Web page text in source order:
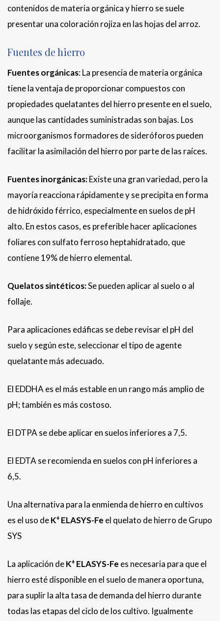
contenidos de materia orgánica y hierro se suele
presentar una coloración rojiza en las hojas del arroz.
Fuentes de hierro
Fuentes orgánicas: La presencia de materia orgánica
tiene la ventaja de proporcionar compuestos con
propiedades quelatantes del hierro presente en el suelo,
aunque las cantidades suministradas son bajas. Los
microorganismos formadores de sideróforos pueden
facilitar la asimilación del hierro por parte de las raíces.
Fuentes inorgánicas:Existe una gran variedad, pero la
mayoría reacciona rápidamente y se precipita en forma
de hidróxido férrico, especialmente en suelos de pH
alto. En estos casos, es preferible hacer aplicaciones
foliares con sulfato ferroso heptahidratado, que
contiene 19% de hierro elemental.
Quelatos sintéticos:Se pueden aplicar al suelo o al
follaje.
Para aplicaciones edáficas se debe revisar el pH del
suelo y según este, seleccionar el tipo de agente
quelatante más adecuado.
El EDDHA es el más estable en un rango más amplio de
pH; también es más costoso.
El DTPA se debe aplicar en suelos inferiores a 7,5.
El EDTA se recomienda en suelos con pH inferiores a
6,5.
Una alternativa para la enmienda de hierro en cultivos
es el uso deK+ ELASYS-Fe el quelato de hierro de Grupo
SYS
La aplicación deK+ ELASYS-Fe es necesaria para que el
hierro esté disponible en el suelo de manera oportuna,
para suplir la alta tasa de demanda del hierro durante
todas las etapas del ciclo de los cultivo. Igualmente